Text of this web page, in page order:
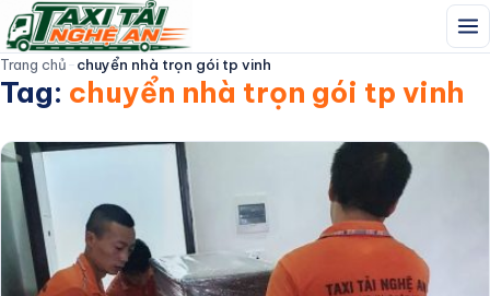
TAXI TẢI NGHỆ AN
Giới thiệu
Trang chủ-chuyển nhà trọn gói tp vinh
Tag: chuyển nhà trọn gói tp vinh